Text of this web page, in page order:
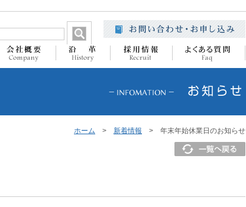
ホーム > 新着情報 > 年末年始休業日のお知らせ